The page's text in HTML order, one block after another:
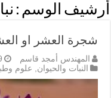
أرشيف الوسم :
شجرة العشر او
المهندس أمجد قاسم
النبات والحيوان, علوم